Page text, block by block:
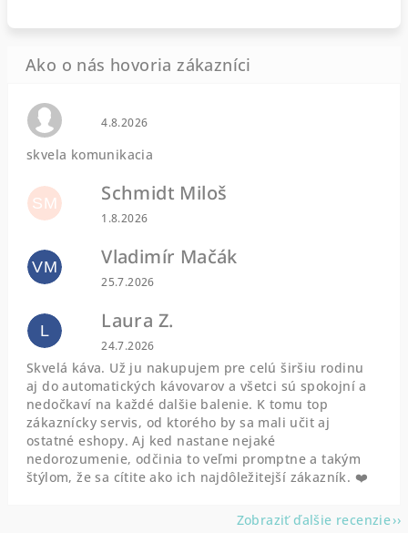
Hodnotenie obchodu je 0 z 5 hviezdičiek.
4.8.2026
skvela komunikacia
SM Schmidt Miloš
Hodnotenie obchodu je 5 z 5 hviezdičiek.
1.8.2026
VM Vladimír Mačák
Hodnotenie obchodu je 5 z 5 hviezdičiek.
25.7.2026
L Laura Z.
Hodnotenie obchodu je 5 z 5 hviezdičiek.
24.7.2026
Skvelá káva. Už ju nakupujem pre celú širšiu rodinu
aj do automatických kávovarov a všetci sú spokojní a
nedočkaví na každé dalšie balenie. K tomu top
zákaznícky servis, od ktorého by sa mali učit aj
ostatné eshopy. Aj ked nastane nejaké
nedorozumenie, odčinia to veľmi promptne a takým
štýlom, že sa cítite ako ich najdôležitejší zákazník. ❤️
Zobraziť ďalšie recenzie